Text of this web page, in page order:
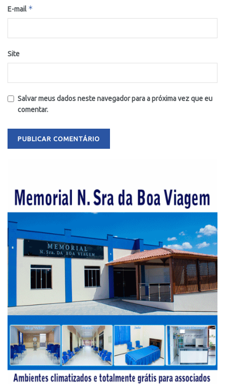
E-mail *
Site
Salvar meus dados neste navegador para a próxima vez que eu
comentar.